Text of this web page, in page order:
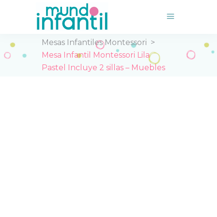
Inicio >Tienda>
Mesas Infantiles Montessori >
Mesa Infantil Montessori Lila
Pastel Incluye 2 sillas – Muebles